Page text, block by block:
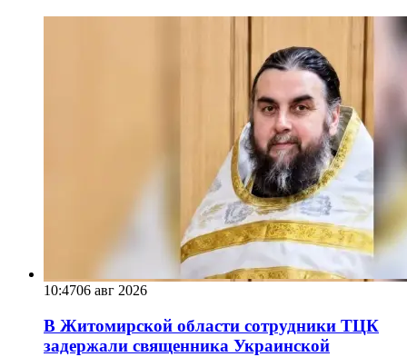
10:4706 авг 2026
В Житомирской области сотрудники ТЦК
задержали священника Украинской